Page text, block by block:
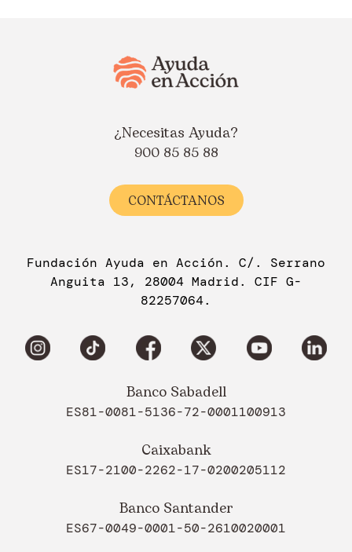
¿Necesitas Ayuda?
900 85 85 88
CONTÁCTANOS
Fundación Ayuda en Acción. C/. Serrano
Anguita 13, 28004 Madrid. CIF G-
82257064.
Banco Sabadell
ES81-0081-5136-72-0001100913
Caixabank
ES17-2100-2262-17-0200205112
Banco Santander
ES67-0049-0001-50-2610020001